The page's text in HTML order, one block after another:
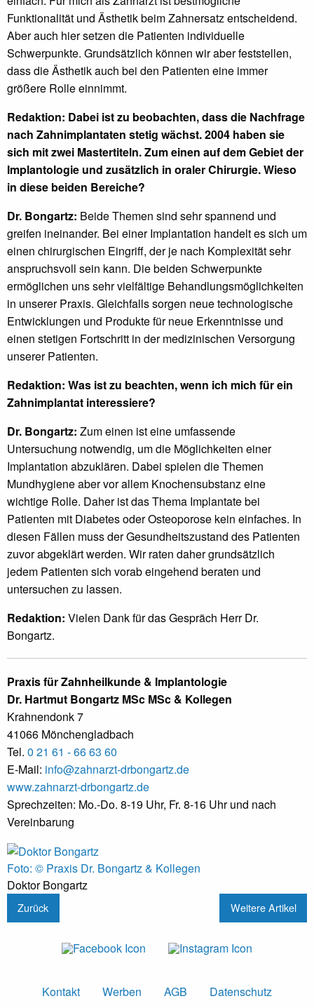
Funktionalität und Ästhetik beim Zahnersatz entscheidend.
Aber auch hier setzen die Patienten individuelle
Schwerpunkte. Grundsätzlich können wir aber feststellen,
dass die Ästhetik auch bei den Patienten eine immer
größere Rolle einnimmt.
Redaktion: Dabei ist zu beobachten, dass die Nachfrage
nach Zahnimplantaten stetig wächst. 2004 haben sie
sich mit zwei Mastertiteln. Zum einen auf dem Gebiet der
Implantologie und zusätzlich in oraler Chirurgie. Wieso
in diese beiden Bereiche?
Dr. Bongartz: Beide Themen sind sehr spannend und
greifen ineinander. Bei einer Implantation handelt es sich um
einen chirurgischen Eingriff, der je nach Komplexität sehr
anspruchsvoll sein kann. Die beiden Schwerpunkte
ermöglichen uns sehr vielfältige Behandlungsmöglichkeiten
in unserer Praxis. Gleichfalls sorgen neue technologische
Entwicklungen und Produkte für neue Erkenntnisse und
einen stetigen Fortschritt in der medizinischen Versorgung
unserer Patienten.
Redaktion: Was ist zu beachten, wenn ich mich für ein
Zahnimplantat interessiere?
Dr. Bongartz: Zum einen ist eine umfassende
Untersuchung notwendig, um die Möglichkeiten einer
Implantation abzuklären. Dabei spielen die Themen
Mundhygiene aber vor allem Knochensubstanz eine
wichtige Rolle. Daher ist das Thema Implantate bei
Patienten mit Diabetes oder Osteoporose kein einfaches. In
diesen Fällen muss der Gesundheitszustand des Patienten
zuvor abgeklärt werden. Wir raten daher grundsätzlich
jedem Patienten sich vorab eingehend beraten und
untersuchen zu lassen.
Redaktion: Vielen Dank für das Gespräch Herr Dr.
Bongartz.
Praxis für Zahnheilkunde & Implantologie
Dr. Hartmut Bongartz MSc MSc & Kollegen
Krahnendonk 7
41066 Mönchengladbach
Tel. 0 21 61 - 66 63 60
E-Mail: info@zahnarzt-drbongartz.de
www.zahnarzt-drbongartz.de
Sprechzeiten: Mo.-Do. 8-19 Uhr, Fr. 8-16 Uhr und nach
Vereinbarung
Foto: © Praxis Dr. Bongartz & Kollegen
Doktor Bongartz
Zurück Weitere Artikel
Kontakt Werben AGB Datenschutz